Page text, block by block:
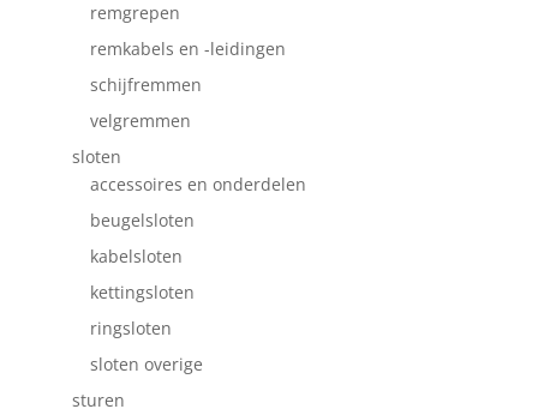
remgrepen
remkabels en -leidingen
schijfremmen
velgremmen
sloten
accessoires en onderdelen
beugelsloten
kabelsloten
kettingsloten
ringsloten
sloten overige
sturen